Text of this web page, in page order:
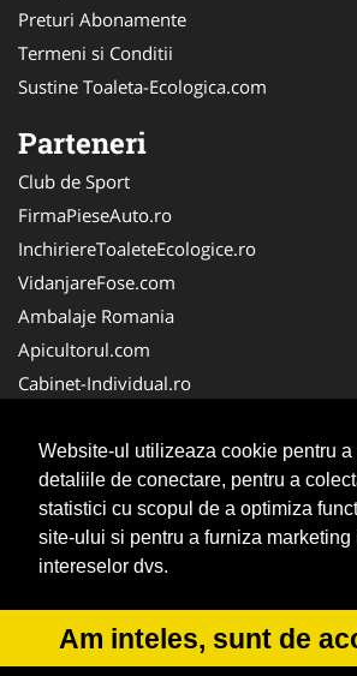
Website-ul utilizeaza cookie pentru a
detaliile de conectare, pentru a
statistici cu scopul de a optimiza
site-ului si pentru a furniza marketing
intereselor dvs.
Am inteles, sunt de
Preturi Abonamente
Termeni si Conditii
Sustine Toaleta-Ecologica.com
Parteneri
Club de Sport
FirmaPieseAuto.ro
InchiriereToaleteEcologice.ro
VidanjareFose.com
Ambalaje Romania
Apicultorul.com
Cabinet-Individual.ro
ConstructiiHaleMetalice.ro
FirmaDeratizare.ro
InstructorScoalaAuto.ro
SalonFrizerieCanina.com
© 2014-2026 Powered byVilonMedia&